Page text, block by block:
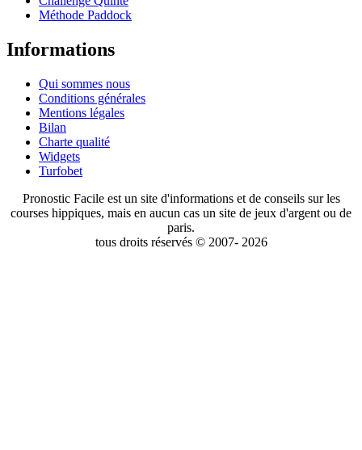
Méthode Paddock
Informations
Qui sommes nous
Conditions générales
Mentions légales
Bilan
Charte qualité
Widgets
Turfobet
Pronostic Facile est un site d'informations et de conseils sur les
courses hippiques, mais en aucun cas un site de jeux d'argent ou de
paris.
tous droits réservés © 2007- 2026